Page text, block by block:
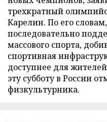
трехкратный
Карелин. По его
последовательно
массового спорта,
спортивная
доступнее для
эту субботу в России
физкультурника.